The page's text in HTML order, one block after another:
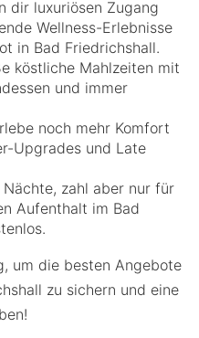
dir luxuriösen Zugang
Wellness-Erlebnisse
in Bad Friedrichshall.
köstliche Mahlzeiten mit
und immer
noch mehr Komfort
Upgrades und Late
zahl aber nur für
Aufenthalt im Bad
um die besten Angebote
zu sichern und eine